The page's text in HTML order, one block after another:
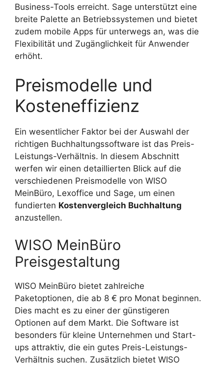
Business-Tools erreicht. Sage unterstützt eine
breite Palette an Betriebssystemen und bietet
zudem mobile Apps für unterwegs an, was die
Flexibilität und Zugänglichkeit für Anwender
erhöht.
Preismodelle und
Kosteneffizienz
Ein wesentlicher Faktor bei der Auswahl der
richtigen Buchhaltungssoftware ist das Preis-
Leistungs-Verhältnis. In diesem Abschnitt
werfen wir einen detaillierten Blick auf die
verschiedenen Preismodelle von WISO
MeinBüro, Lexoffice und Sage, um einen
fundierten Kostenvergleich Buchhaltung
anzustellen.
WISO MeinBüro
Preisgestaltung
WISO MeinBüro bietet zahlreiche
Paketoptionen, die ab 8 € pro Monat beginnen.
Dies macht es zu einer der günstigeren
Optionen auf dem Markt. Die Software ist
besonders für kleine Unternehmen und Start-
ups attraktiv, die ein gutes Preis-Leistungs-
Verhältnis suchen. Zusätzlich bietet WISO